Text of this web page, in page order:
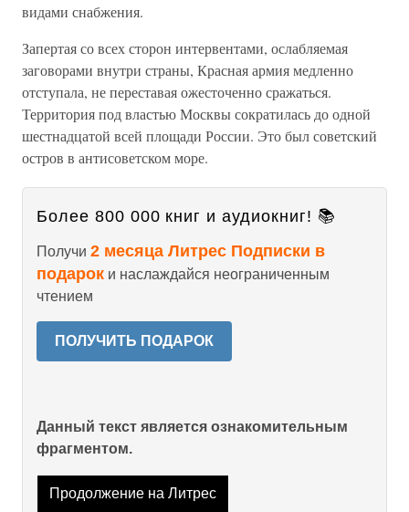
видами снабжения.
Запертая со всех сторон интервентами, ослабляемая
заговорами внутри страны, Красная армия медленно
отступала, не переставая ожесточенно сражаться.
Территория под властью Москвы сократилась до одной
шестнадцатой всей площади России. Это был советский
остров в антисоветском море.
Более 800 000 книг и аудиокниг! 📚
Получи 2 месяца Литрес Подписки в
подарок и наслаждайся неограниченным
чтением
ПОЛУЧИТЬ ПОДАРОК
Данный текст является ознакомительным
фрагментом.
Продолжение на Литрес